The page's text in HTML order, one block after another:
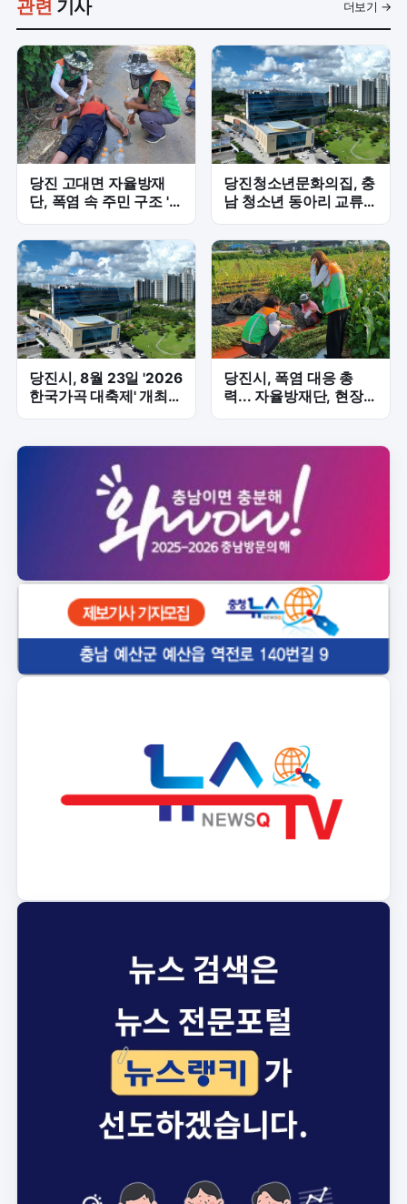
관련 기사 더보기 →
당진 고대면 자율방재
단, 폭염 속 주민 구조 '골
든타임 사수'
당진청소년문화의집, 충
남 청소년 동아리 교류
'첫 발'
당진시, 8월 23일 '2026
한국가곡 대축제' 개최…
해외 성악가 10인 무대
당진시, 폭염 대응 총
력... 자율방재단, 현장서
온열질환 예방 물품 배부